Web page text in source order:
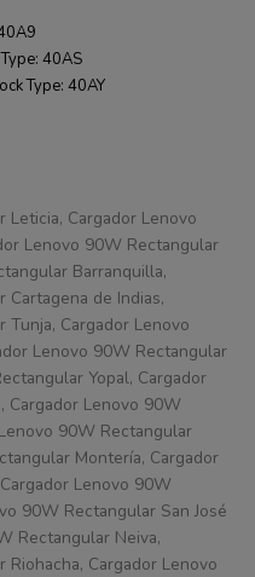
40AS
Type: 40AY
Cargador Lenovo
Lenovo 90W Rectangular
Barranquilla,
Cartagena de Indias,
Cargador Lenovo
Lenovo 90W Rectangular
Yopal, Cargador
Cargador Lenovo 90W
90W Rectangular
Montería, Cargador
Lenovo 90W
90W Rectangular San José
Rectangular Neiva,
Cargador Lenovo